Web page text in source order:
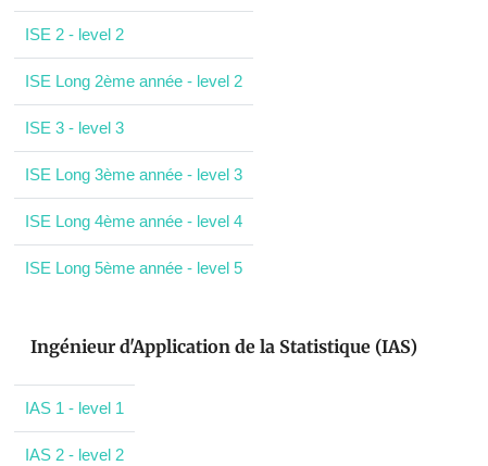
ISE 2 - level 2
ISE Long 2ème année - level 2
ISE 3 - level 3
ISE Long 3ème année - level 3
ISE Long 4ème année - level 4
ISE Long 5ème année - level 5
Ingénieur d'Application de la Statistique (IAS)
IAS 1 - level 1
IAS 2 - level 2